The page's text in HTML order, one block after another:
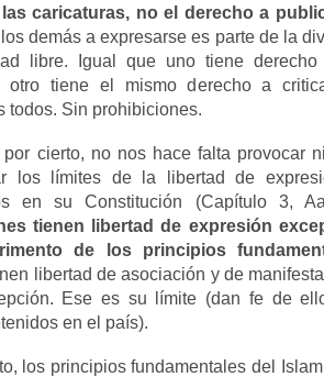
caricaturas, no el derecho a
demás a expresarse es parte de la
libre. Igual que uno tiene
otro tiene el mismo derecho a
todos. Sin prohibiciones.
por cierto, no nos hace falta provocar
los límites de la libertad de
en su Constitución (Capítulo 3,
tienen libertad de expresión
de los principios
libertad de asociación y de
Ese es su límite (dan fe de
en el país).
los principios fundamentales del